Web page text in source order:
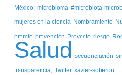
México; microbioma #microbiota
mujeres en la ciencia Nombramiento
premio prevención Proyecto riesgo
Salud secuenciación
transparencia; Twitter xavier-soberon